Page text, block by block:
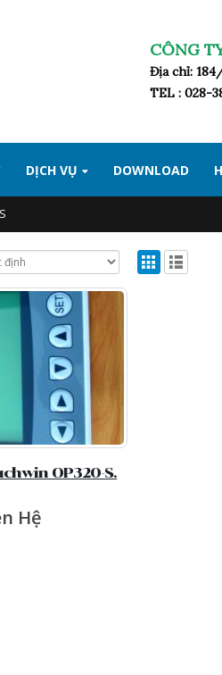
CÔNG
Địa chỉ:
TEL : 028-
DỊCH VỤ DOWNLOAD
OP320-S.
Hệ